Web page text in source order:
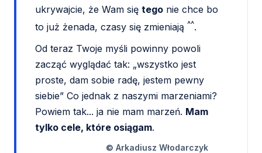
ukrywajcie, że Wam się tego nie chce bo
to już żenada, czasy się zmieniają ^^.
Od teraz Twoje myśli powinny powoli
zacząć wyglądać tak: „wszystko jest
proste, dam sobie radę, jestem pewny
siebie” Co jednak z naszymi marzeniami?
Powiem tak... ja nie mam marzeń. Mam
tylko cele, które osiągam.
© Arkadiusz Włodarczyk